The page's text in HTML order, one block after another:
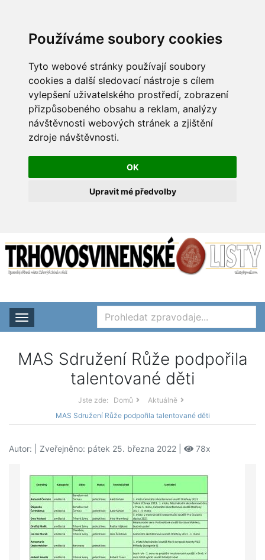
Používáme soubory cookies
Tyto webové stránky používají soubory
cookies a další sledovací nástroje s cílem
vylepšení uživatelského prostředí, zobrazení
přizpůsobeného obsahu a reklam, analýzy
návštěvnosti webových stránek a zjištění
zdroje návštěvnosti.
OK
Upravit mé předvolby
Rozbalit nabídku
MAS Sdružení Růže podpořila
talentované děti
Jste zde: Domů
Aktuálně
MAS Sdružení Růže podpořila talentované děti
Autor: | Zveřejněno: pátek 25. března 2022 | 78x